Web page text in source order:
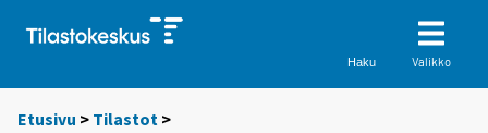
Haku Valikko
Etusivu > Tilastot >